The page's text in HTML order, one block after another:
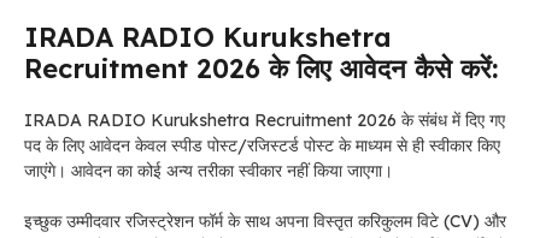
IRADA RADIO Kurukshetra
Recruitment 2026 के लिए आवेदन कैसे करें:
IRADA RADIO Kurukshetra Recruitment 2026 के संबंध मेंदिए गए
पद के लिए आवेदन केवल स्पीड पोस्ट/रजिस्टर्ड पोस्ट के माध्यम से ही स्वीकार किए
जाएंगे। आवेदन का कोई अन्य तरीका स्वीकार नहीं किया जाएगा।
इच्छुक उम्मीदवार रजिस्ट्रेशन फॉर्म के साथ अपना विस्तृत करिकुलम विटे (CV) और